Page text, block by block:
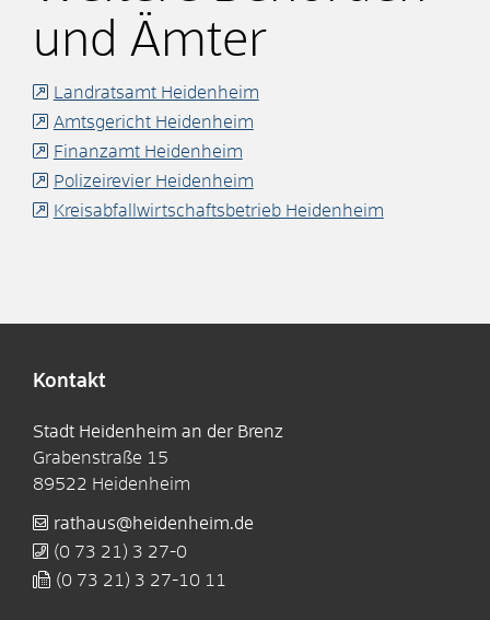
und Ämter
Landratsamt Heidenheim
Amtsgericht Heidenheim
Finanzamt Heidenheim
Polizeirevier Heidenheim
Kreisabfallwirtschaftsbetrieb Heidenheim
Kontakt
Stadt Heidenheim an der Brenz
Grabenstraße 15
89522 Heidenheim
rathaus@heidenheim.de
(0 73 21) 3 27-0
(0 73 21) 3 27-10 11